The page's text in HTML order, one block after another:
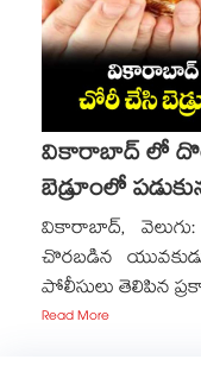
వికారాబాద్‌ లో
బెడ్రూంలో
వికారాబాద్‌‌,
చొరబడిన
పోలీసులు తెలిపిన
Read More